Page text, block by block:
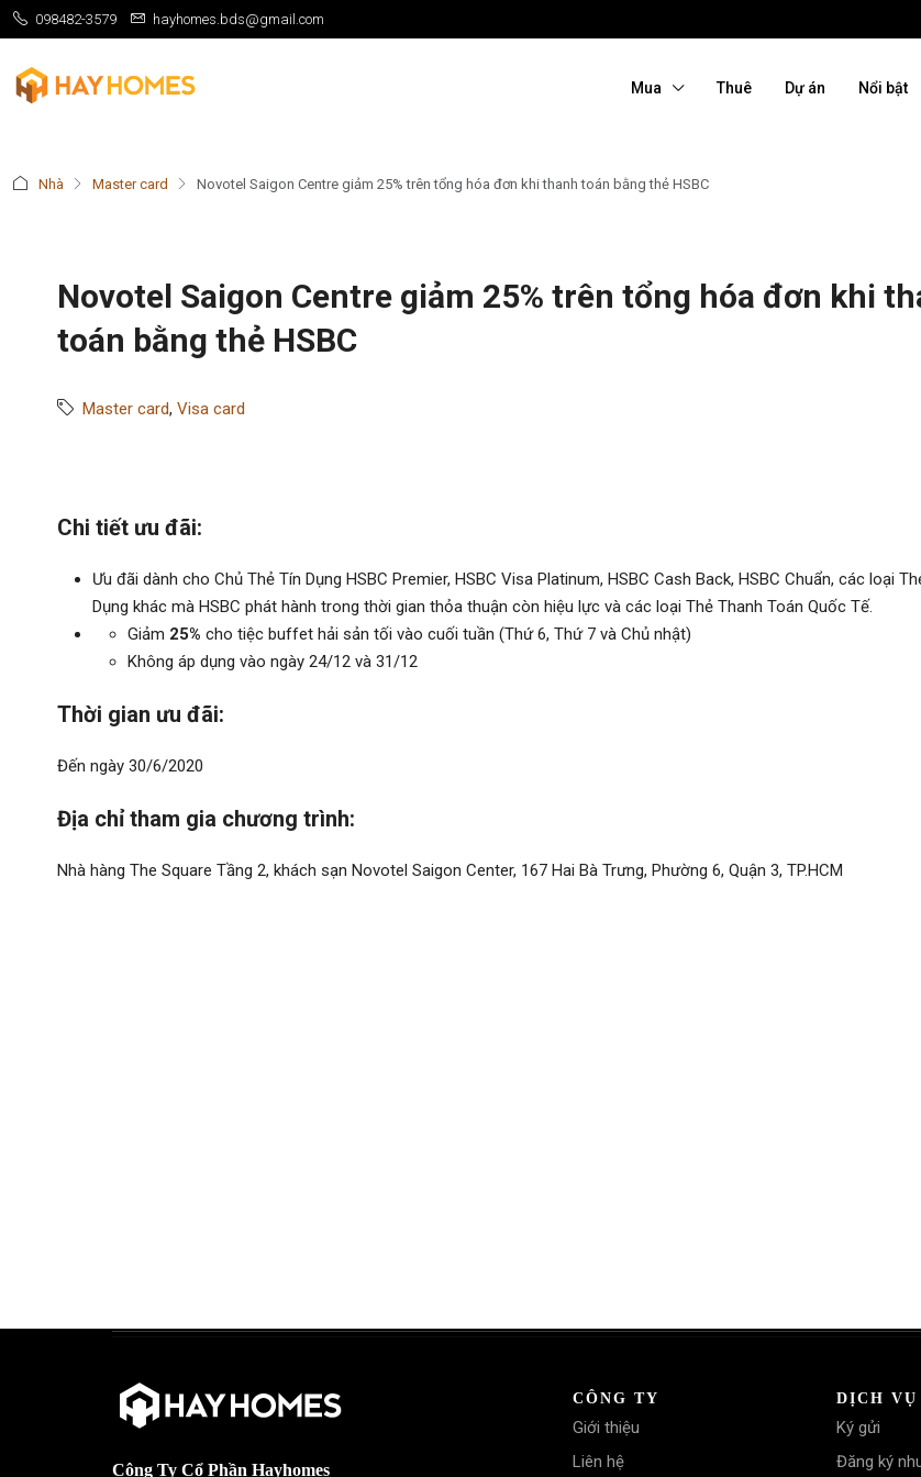
098482-3579 hayhomes.bds@gmail.com
Mua Thuê Dự án Nổi bật
Nhà Master card Novotel Saigon Centre giảm 25% trên tổng hóa đơn khi thanh toán bằng thẻ HSBC
Novotel Saigon Centre giảm 25% trên tổng hóa đơn khi
toán bằng thẻ HSBC
Master card, Visa card
Chi tiết ưu đãi:
Ưu đãi dành cho Chủ Thẻ Tín Dụng HSBC Premier, HSBC Visa Platinum, HSBC Cash Back, HSBC Chuẩn, các loại
Dụng khác mà HSBC phát hành trong thời gian thỏa thuận còn hiệu lực và các loại Thẻ Thanh Toán Quốc Tế.
Giảm 25% cho tiệc buffet hải sản tối vào cuối tuần (Thứ 6, Thứ 7 và Chủ nhật)
Không áp dụng vào ngày 24/12 và 31/12
Thời gian ưu đãi:
Đến ngày 30/6/2020
Địa chỉ tham gia chương trình:
Nhà hàng The Square Tầng 2, khách sạn Novotel Saigon Center, 167 Hai Bà Trưng, Phường 6, Quận 3, TP.HCM
Công Ty Cổ Phần Hayhomes
CÔNG TY
Giới thiệu
Liên hệ
DỊCH VỤ
Ký gửi
Đăng ký